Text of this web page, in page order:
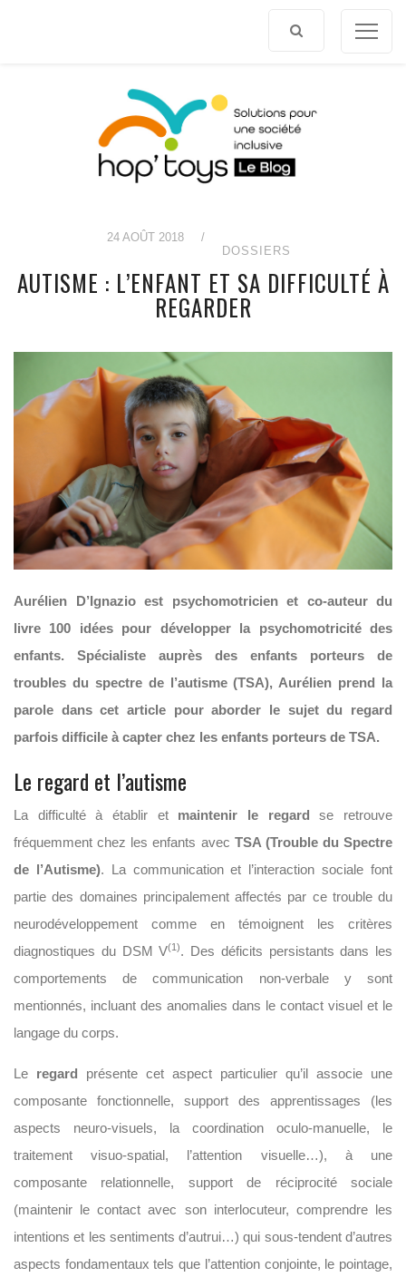
24 AOÛT 2018
/
DOSSIERS
AUTISME : L’ENFANT ET SA DIFFICULTÉ À
REGARDER
Aurélien D’Ignazio est psychomotricien et co-auteur du
livre 100 idées pour développer la psychomotricité des
enfants. Spécialiste auprès des enfants porteurs de
troubles du spectre de l’autisme (TSA), Aurélien prend la
parole dans cet article pour aborder le sujet du regard
parfois difficile à capter chez les enfants porteurs de TSA.
Le regard et l’autisme
La difficulté à établir et maintenir le regard se retrouve
fréquemment chez les enfants avec TSA (Trouble du Spectre
de l’Autisme). La communication et l’interaction sociale font
partie des domaines principalement affectés par ce trouble du
neurodéveloppement comme en témoignent les critères
diagnostiques du DSM V(1). Des déficits persistants dans les
comportements de communication non-verbale y sont
mentionnés, incluant des anomalies dans le contact visuel et le
langage du corps.
Le regard présente cet aspect particulier qu’il associe une
composante fonctionnelle, support des apprentissages (les
aspects neuro-visuels, la coordination oculo-manuelle, le
traitement visuo-spatial, l’attention visuelle…), à une
composante relationnelle, support de réciprocité sociale
(maintenir le contact avec son interlocuteur, comprendre les
intentions et les sentiments d’autrui…) qui sous-tendent d’autres
aspects fondamentaux tels que l’attention conjointe, le pointage,